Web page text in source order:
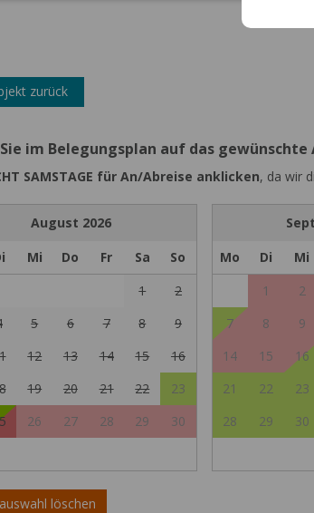
zurück
im Belegungsplan auf das
SAMSTAGE für An/Abreise anklicken, da wir
August 2026
Mi Do Fr Sa
So
1
2
5 6 7 8
9
12 13 14 15
16
19 20 21 22
23
26 27 28 29
30
Mo
Di Mi
1
2
7
8 9
14
15 16
21
22 23
28
29 30
löschen